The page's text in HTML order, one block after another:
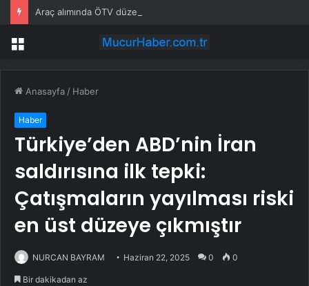
Menü
Anasayfa / Haber
Haber
Türkiye’den ABD’nin İran
saldırısına ilk tepki:
Çatışmaların yayılması riski
en üst düzeye çıkmıştır
NURCAN BAYRAM Haziran 22, 2025 0 0
Bir dakikadan az